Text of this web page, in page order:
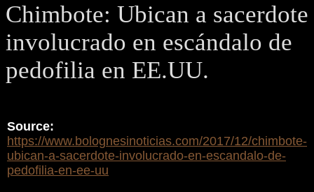
Chimbote: Ubican a sacerdote
involucrado en escándalo de
pedofilia en EE.UU.
Source:
https://www.bolognesinoticias.com/2017/12/chimbote-
ubican-a-sacerdote-involucrado-en-escandalo-de-
pedofilia-en-ee-uu